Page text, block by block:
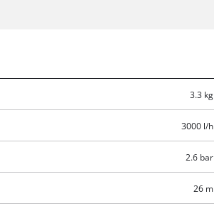
3.3 kg
3000 l/h
2.6 bar
26 m